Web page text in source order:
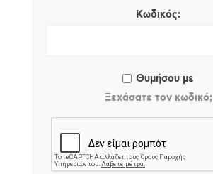
Κωδικός:
Θυμήσου με
Ξεχάσατε τον κωδικό;